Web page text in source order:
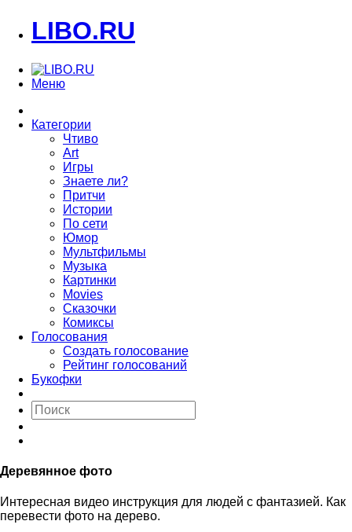
LIBO.RU
Меню
Категории
Чтиво
Art
Игры
Знаете ли?
Притчи
Истории
По сети
Юмор
Мультфильмы
Музыка
Картинки
Movies
Сказочки
Комиксы
Голосования
Создать голосование
Рейтинг голосований
Букофки
Деревянное фото
Интересная видео инструкция для людей с фантазией. Как
перевести фото на дерево.